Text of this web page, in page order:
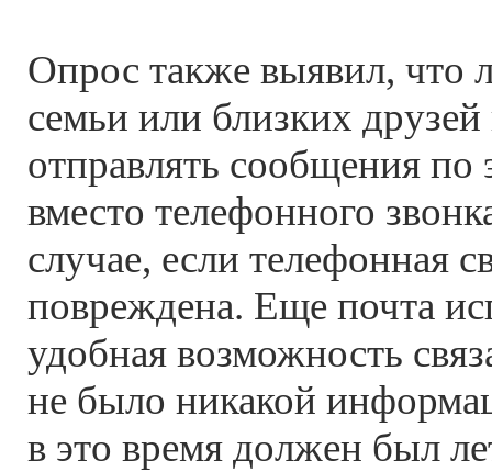
Опрос также выявил, что
семьи или близких
отправлять сообщения по
вместо телефонного
случае, если телефонная
повреждена. Еще почта
удобная возможность
не было никакой
в это время должен был